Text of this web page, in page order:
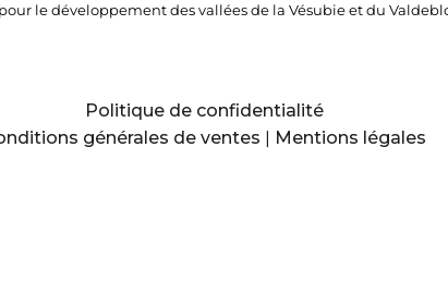
le développement des vallées de la Vésubie et du
Politique de confidentialité
générales de ventes | Mentions légales